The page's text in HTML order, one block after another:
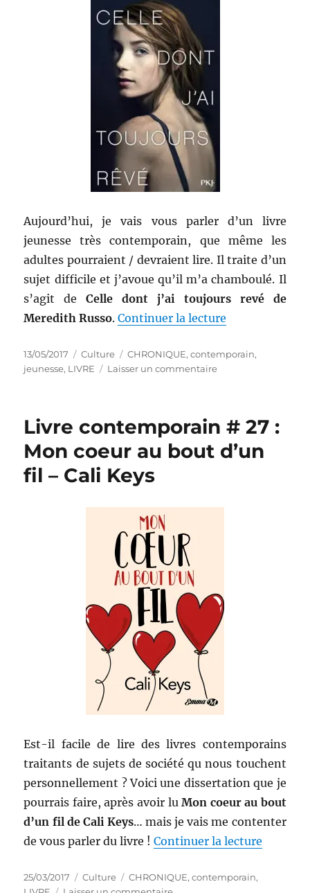
Aujourd’hui, je vais vous parler d’un livre
jeunesse très contemporain, que même les
adultes pourraient / devraient lire. Il traite d’un
sujet difficile et j’avoue qu’il m’a chamboulé. Il
s’agit deCelle dont j’ai toujours revé de
Meredith Russo.Continuer la lecture
Publié
le
13/05/2017 Catégories
Culture Étiquettes
CHRONIQUE,contemporain,
jeunesse, LIVRE Laisser un commentairesur
92
Celle
Livre contemporain # 27 :
Mon coeur au bout d’un
fil – Cali Keys
Est-il facile de lire des livres contemporains
traitants de sujets de société qu nous touchent
personnellement ? Voici une dissertation que je
pourrais faire, après avoir luMon coeur au bout
d’un fil de Cali Keys… mais je vais me contenter
de vous parler du livre !Continuer la lecture
Publié
25/03/2017 Catégories
Culture Étiquettes
CHRONIQUE,contemporain,